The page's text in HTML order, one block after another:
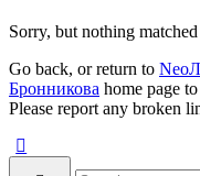
Sorry, but nothing
Go back, or return to
Бронникова home page
Please report any broken